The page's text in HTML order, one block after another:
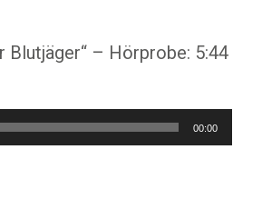
Blutjäger“ – Hörprobe: 5:44
00:00